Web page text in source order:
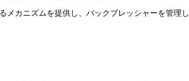
メカニズムを提供し、バックプレッシャーを管理